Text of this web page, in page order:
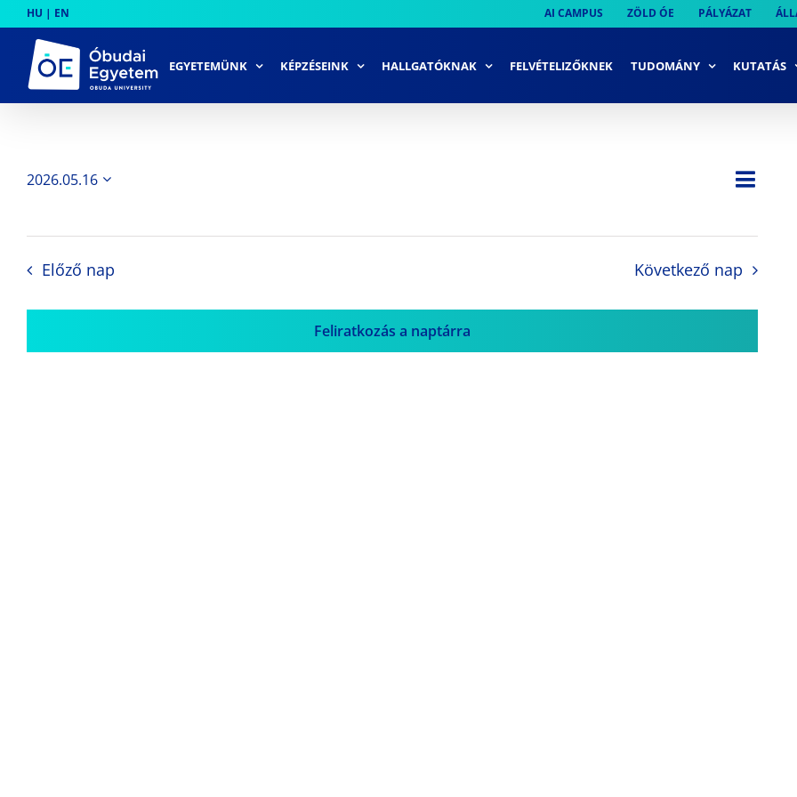
to
content
HU | EN AI CAMPUS ZÖLD ÓE PÁLYÁZAT
EGYETEMÜNK KÉPZÉSEINK HALLGATÓKNAK FELVÉTELIZŐKNEK TUDOMÁNY KUTATÁS
Nap
2026.05.16
Előző nap Következő nap
Feliratkozás a naptárra